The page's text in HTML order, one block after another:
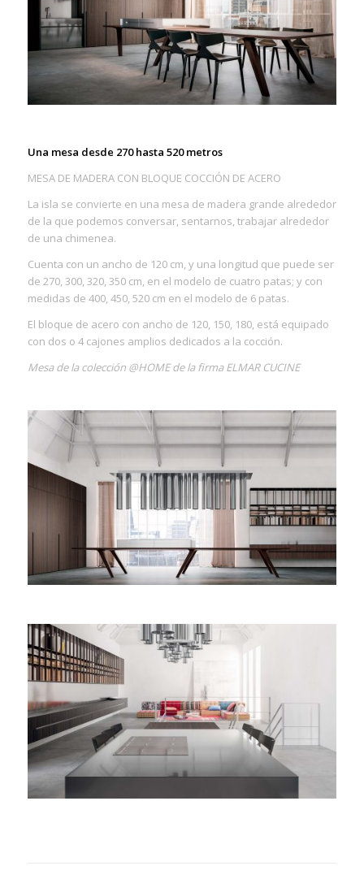
Una mesa desde 270 hasta 520 metros
MESA DE MADERA CON BLOQUE COCCIÓN DE ACERO
La isla se convierte en una mesa de madera grande alrededor
de la que podemos conversar, sentarnos, trabajar alrededor
de una chimenea.
Cuenta con un ancho de 120 cm, y una longitud que puede ser
de 270, 300, 320, 350 cm, en el modelo de cuatro patas; y con
medidas de 400, 450, 520 cm en el modelo de 6 patas.
El bloque de acero con ancho de 120, 150, 180, está equipado
con dos o 4 cajones amplios dedicados a la cocción.
Mesa de la colección @HOME de la firma ELMAR CUCINE